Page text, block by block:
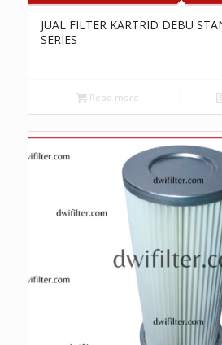
JUAL FILTER KARTRID DEBU
SERIES
Read more